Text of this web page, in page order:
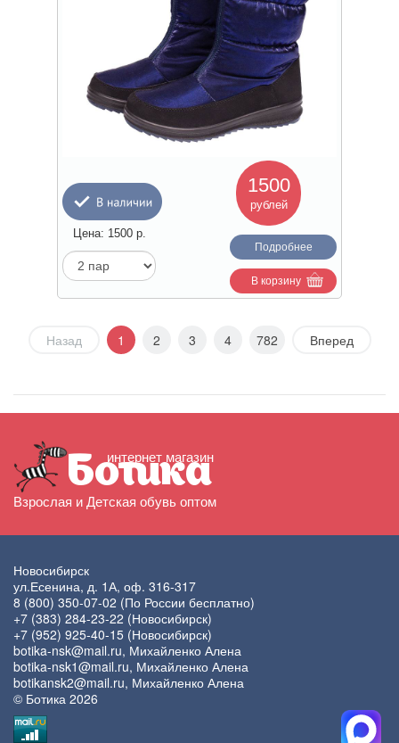
1500
рублей
Цена: 1500р.
Подробнее
В корзину
Назад 1 2 3 4 782 Вперед
интернет магазин
Ботика
Взрослая и Детская обувь оптом
Новосибирск
ул.Есенина, д. 1А, оф. 316-317
8 (800) 350-07-02 (По России бесплатно)
+7 (383) 284-23-22 (Новосибирск)
+7 (952) 925-40-15 (Новосибирск)
botika-nsk@mail.ru, Михайленко Алена
botika-nsk1@mail.ru, Михайленко Алена
botikansk2@mail.ru, Михайленко Алена
© Ботика 2026